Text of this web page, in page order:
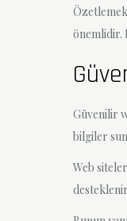
önemlidir.
Güvenilir
bilgiler
Web